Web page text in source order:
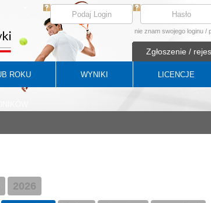
nie znam swojego loginu /
Zgłoszenie /
ROKU WYNIKI LICENCJE
2026